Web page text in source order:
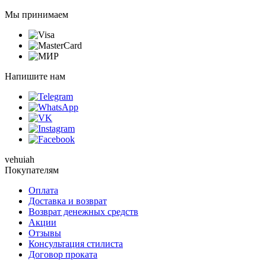
Мы принимаем
Напишите нам
vehuiah
Покупателям
Оплата
Доставка и возврат
Возврат денежных средств
Акции
Отзывы
Консультация стилиста
Договор проката